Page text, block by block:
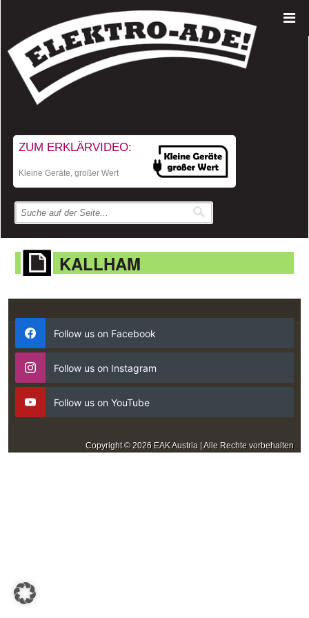
ZUM ERKLÄRVIDEO:
Kleine Geräte, großer Wert
KALLHAM
Follow us on Facebook
Follow us on Instagram
Follow us on YouTube
Copyright © 2026 EAK Austria | Alle Rechte vorbehalten